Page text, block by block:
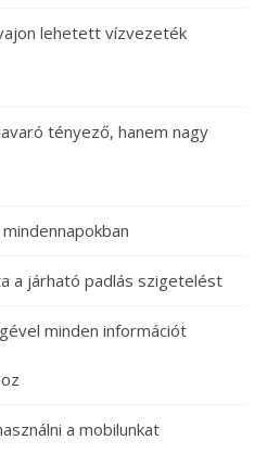
lehetett vízvezeték
tényező, hanem nagy
a járható padlás szigetelést
minden információt
a mobilunkat